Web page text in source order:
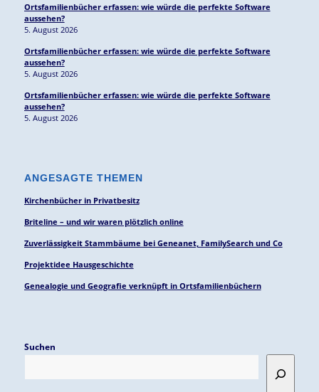
Ortsfamilienbücher erfassen: wie würde die perfekte Software
aussehen?
5. August 2026
Ortsfamilienbücher erfassen: wie würde die perfekte Software
aussehen?
5. August 2026
Ortsfamilienbücher erfassen: wie würde die perfekte Software
aussehen?
5. August 2026
ANGESAGTE THEMEN
Kirchenbücher in Privatbesitz
Briteline – und wir waren plötzlich online
Zuverlässigkeit Stammbäume bei Geneanet, FamilySearch und Co
Projektidee Hausgeschichte
Genealogie und Geografie verknüpft in Ortsfamilienbüchern
Suchen